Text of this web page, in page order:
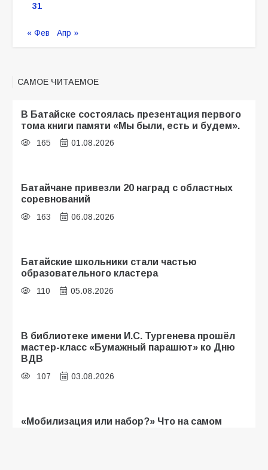
31
« Фев Апр »
САМОЕ ЧИТАЕМОЕ
В Батайске состоялась презентация первого
тома книги памяти «Мы были, есть и будем».
165 01.08.2026
Батайчане привезли 20 наград с областных
соревнований
163 06.08.2026
Батайские школьники стали частью
образовательного кластера
110 05.08.2026
В библиотеке имени И.С. Тургенева прошёл
мастер-класс «Бумажный парашют» ко Дню
ВДВ
107 03.08.2026
«Мобилизация или набор?» Что на самом